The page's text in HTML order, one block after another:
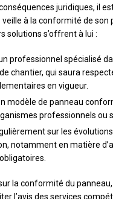
juridiques, il
veille à la conformité de son
solutions s’offrent à lui :
professionnel spécialisé
chantier, qui saura
en vigueur.
modèle de panneau
professionnels ou
sur les
notamment en matière
la conformité du
l’avis des services